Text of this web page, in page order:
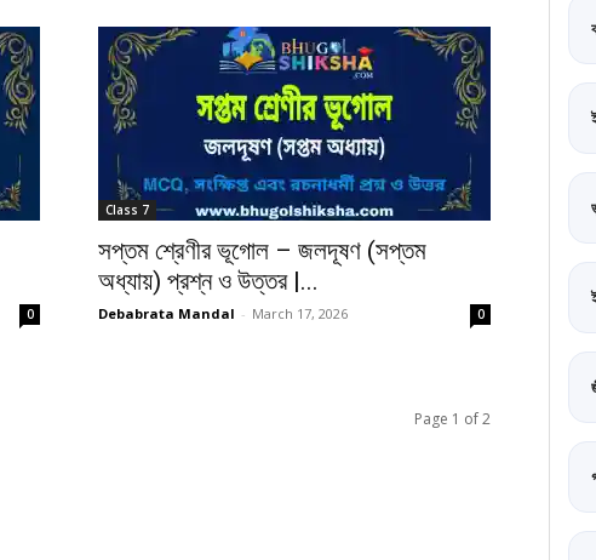
0
Class 7
সপ্তম শ্রেণীর ভূগোল – জলদূষণ (সপ্তম
অধ্যায়) প্রশ্ন ও উত্তর |...
Debabrata Mandal - March 17, 2026 0
Page 1 of 2